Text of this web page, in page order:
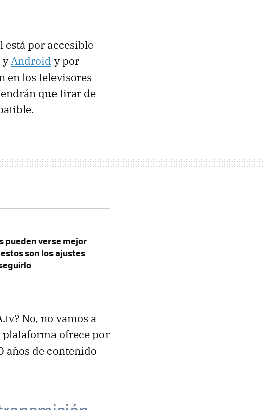
por accesible
yAndroid y por
en los televisores
que tirar de
pueden verse mejor
son los ajustes
No, no vamos a
plataforma ofrece por
años de contenido